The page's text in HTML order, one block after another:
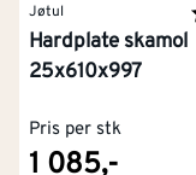
Jøtul
Hardplate skamol
25x610x997
Pris per stk
1 085,-